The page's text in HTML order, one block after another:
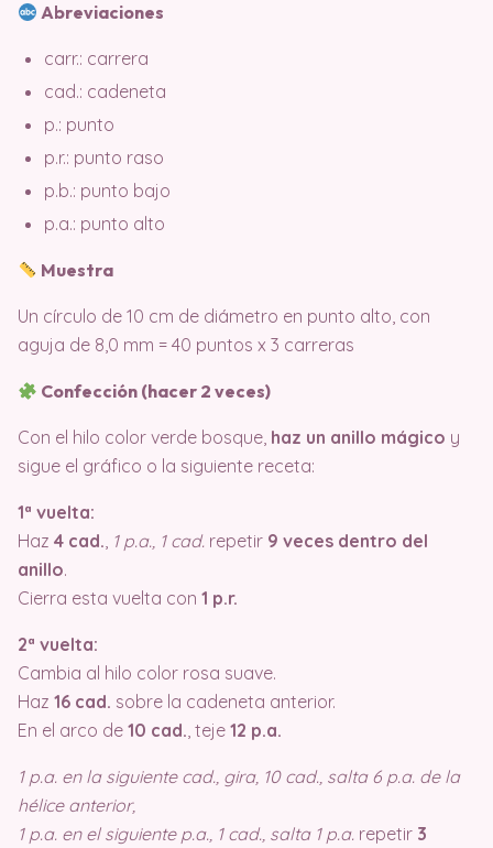
Abreviaciones
carr.: carrera
cad.: cadeneta
p.: punto
p.r.: punto raso
p.b.: punto bajo
p.a.: punto alto
Muestra
Un círculo de 10 cm de diámetro en punto alto, con
aguja de 8,0 mm = 40 puntos x 3 carreras
Confección (hacer 2 veces)
Con el hilo color verde bosque, haz un anillo mágico y
sigue el gráfico o la siguiente receta:
1ª vuelta:
Haz 4 cad., 1 p.a., 1 cad. repetir 9 veces dentro del
anillo.
Cierra esta vuelta con 1 p.r.
2ª vuelta:
Cambia al hilo color rosa suave.
Haz 16 cad. sobre la cadeneta anterior.
En el arco de 10 cad., teje 12 p.a.
1 p.a. en la siguiente cad., gira, 10 cad., salta 6 p.a. de la
hélice anterior,
1 p.a. en el siguiente p.a., 1 cad., salta 1 p.a. repetir 3